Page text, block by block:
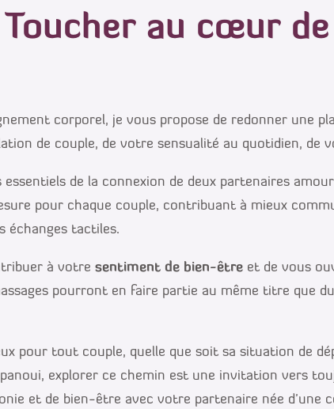
au cœur
corporel, je vous propose de redonner une
de couple, de votre sensualité au quotidien, de
de la connexion de deux partenaires
pour chaque couple, contribuant à mieux
échanges tactiles.
à votre sentiment de bien-êtreet de vous
pourront en faire partie au même titre que
pour tout couple, quelle que soit sa situation de
explorer ce chemin est une invitation vers
et de bien-être avec votre partenaire née d’une